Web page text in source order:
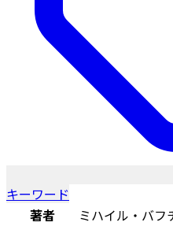
キーワード
著者
ミハイル・バフ